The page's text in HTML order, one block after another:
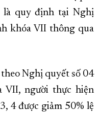
PHỐ TRỰC THUỘC
VỀ BÁO KHÁNH HÒA
quy định tại Nghị
khóa VII thông qua
Nghị quyết số 04
người thực hiện
4 được giảm 50% lệ